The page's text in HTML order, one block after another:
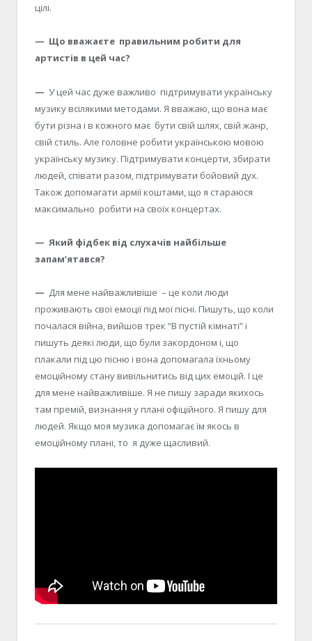
цілі.
— Що вважаєте правильним робити для
артистів в цей час?
— У цей час дуже важливо підтримувати українську
музику всілякими методами. Я вважаю, що вона має
бути різна і в кожного має бути свій шлях, свій жанр,
свій стиль. Але головне робити українською мовою
українську музику. Підтримувати концерти, збирати
людей, співати разом, підтримувати бойовий дух.
Також допомагати армії коштами, що я стараюся
максимально робити на своїх концертах.
— Який фідбек від слухачів найбільше
запам’ятався?
— Для мене найважливіше – це коли люди
проживають свої емоції під мої пісні. Пишуть, що коли
почалася війна, вийшов трек “В пустій кімнаті” і
пишуть деякі люди, що були закордоном і, що
плакали під цю пісню і вона допомагала їхньому
емоційному стану вивільнитись від цих емоцій. І це
для мене найважливіше. Я не пишу заради якихось
там премій, визнання у плані офіційного. Я пишу для
людей. Якщо моя музика допомагає їм якось в
емоційному плані, то я дуже щасливий.